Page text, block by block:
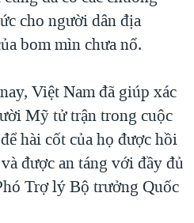
cho người dân địa
bom mìn chưa nổ.
Việt Nam đã giúp xác
Mỹ tử trận trong cuộc
hài cốt của họ được hồi
được an táng với đầy đủ
Trợ lý Bộ trưởng Quốc